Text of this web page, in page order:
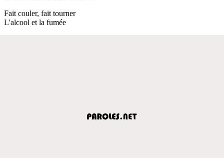
Fait couler, fait tourner
L'alcool et la fumée